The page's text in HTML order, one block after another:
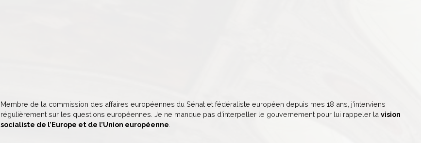
Membre de la commission des affaires européennes du Sénat et fédéraliste européen depuis mes 18 ans, j’interviens
régulièrement sur les questions européennes. Je ne manque pas d’interpeller le gouvernement pour lui rappeler la vision
socialiste de l’Europe et de l’Union européenne